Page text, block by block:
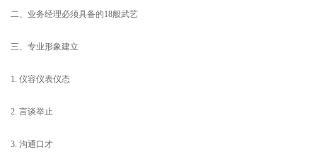
二、业务经理必须具备的18般武艺
三、专业形象建立
1. 仪容仪表仪态
2. 言谈举止
3. 沟通口才